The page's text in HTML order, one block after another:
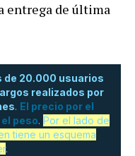
entrega de última
de 20.000 usuarios
realizados por
. El precio por el
peso. Por el lado de
tiene un esquema
.